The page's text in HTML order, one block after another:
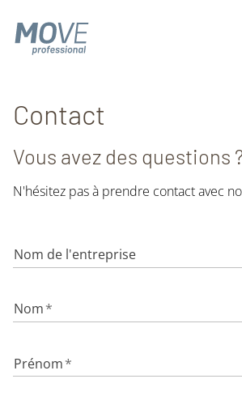
Contact
Vous avez des questions
N'hésitez pas à prendre contact avec
Nom de l'entreprise
Nom*
Prénom*